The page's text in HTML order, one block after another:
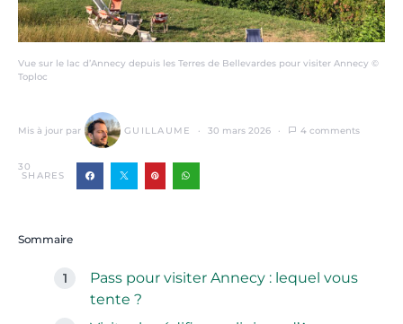
Vue sur le lac d’Annecy depuis les Terres de Bellevardes pour visiter Annecy ©
Toploc
Mis à jour par GUILLAUME 30 mars 2026 4 comments
30
SHARES
Sommaire
Pass pour visiter Annecy : lequel vous
tente ?